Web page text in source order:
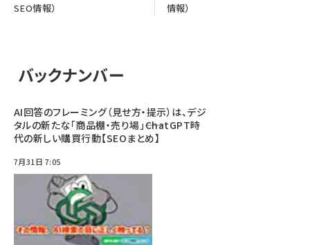
SEO情報）
情報）
バックナンバー
AI回答のフレーミング（見せ方・提示）は、デジ
タルの新たな「商品棚・売り場」――ChatGPT時
代の新しい購買行動【SEOまとめ】
7月31日 7:05